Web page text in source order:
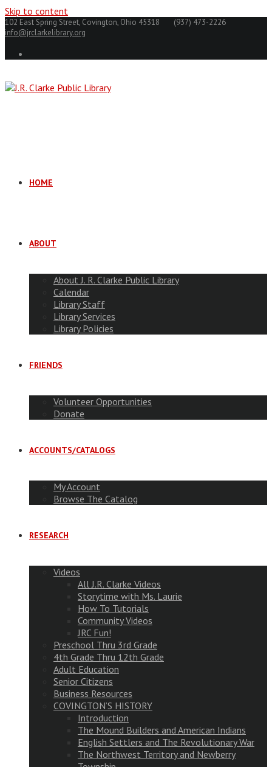
Skip to content
102 East Spring Street, Covington, Ohio 45318
(937) 473-2226
info@jrclarkelibrary.org
HOME
ABOUT
About J. R. Clarke Public Library
Calendar
Library Staff
Library Services
Library Policies
FRIENDS
Volunteer Opportunities
Donate
ACCOUNTS/CATALOGS
My Account
Browse The Catalog
RESEARCH
Videos
All J.R. Clarke Videos
Storytime with Ms. Laurie
How To Tutorials
Community Videos
JRC Fun!
Preschool Thru 3rd Grade
4th Grade Thru 12th Grade
Adult Education
Senior Citizens
Business Resources
COVINGTON’S HISTORY
Introduction
The Mound Builders and American Indians
English Settlers and The Revolutionary War
The Northwest Territory and Newberry